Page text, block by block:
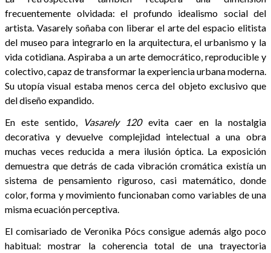
frecuentemente olvidada: el profundo idealismo social del
artista. Vasarely soñaba con liberar el arte del espacio elitista
del museo para integrarlo en la arquitectura, el urbanismo y la
vida cotidiana. Aspiraba a un arte democrático, reproducible y
colectivo, capaz de transformar la experiencia urbana moderna.
Su utopía visual estaba menos cerca del objeto exclusivo que
del diseño expandido.
En este sentido,
Vasarely 120evita caer en la nostalgia
decorativa y devuelve complejidad intelectual a una obra
muchas veces reducida a mera ilusión óptica. La exposición
demuestra que detrás de cada vibración cromática existía un
sistema de pensamiento riguroso, casi matemático, donde
color, forma y movimiento funcionaban como variables de una
misma ecuación perceptiva.
El comisariado de Veronika Pócs consigue además algo poco
habitual: mostrar la coherencia total de una trayectoria